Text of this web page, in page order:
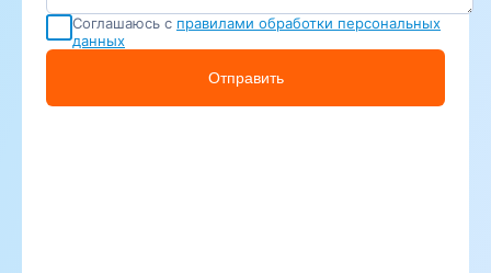
Соглашаюсь с правилами обработки персональных
данных
Отправить